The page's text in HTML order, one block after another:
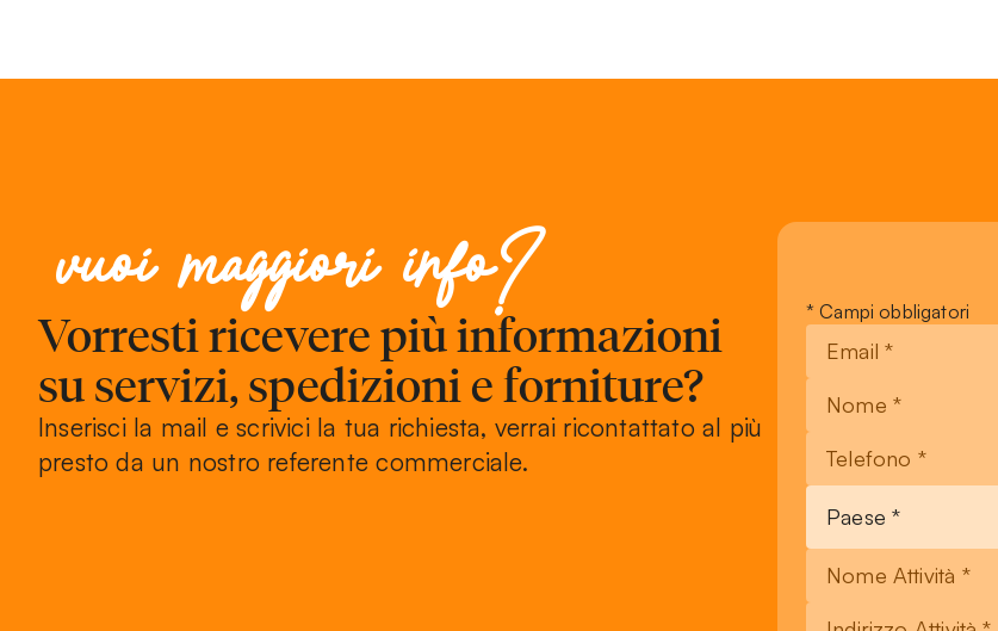
vuoi maggiori info?
Vorresti ricevere più informazioni
su servizi, spedizioni e forniture?
Inserisci la mail e scrivici la tua richiesta, verrai ricontattato al più
presto da un nostro referente commerciale.
Leave
this
field
* Campi obbligatori